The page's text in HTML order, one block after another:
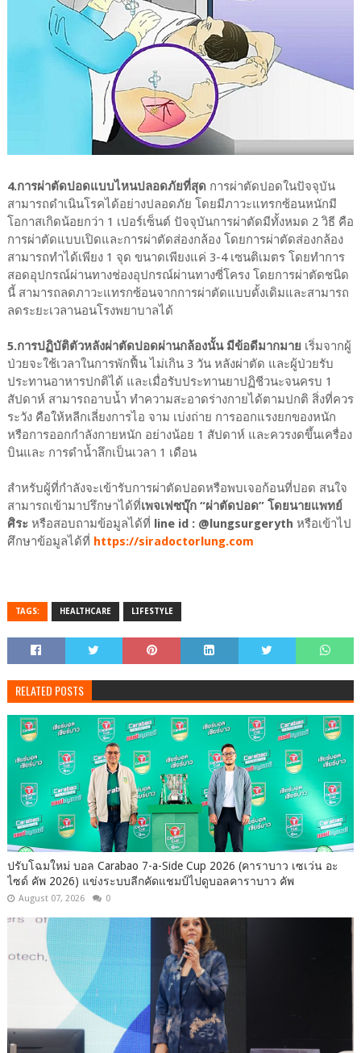
4.การผ่าตัดปอดแบบไหนปลอดภัยที่สุดการผ่าตัดปอดในปัจจุบัน
สามารถดำเนินโรคได้อย่างปลอดภัย โดยมีภาวะแทรกซ้อนหนักมี
โอกาสเกิดน้อยกว่า 1 เปอร์เซ็นต์ ปัจจุบันการผ่าตัดมีทั้งหมด 2 วิธี คือ
การผ่าตัดแบบเปิดและการผ่าตัดส่องกล้อง โดยการผ่าตัดส่องกล้อง
สามารถทำได้เพียง 1 จุด ขนาดเพียงแค่ 3-4 เซนติเมตร โดยทำการ
สอดอุปกรณ์ผ่านทางช่องอุปกรณ์ผ่านทางซี่โครง โดยการผ่าตัดชนิด
นี้ สามารถลดภาวะแทรกซ้อนจากการผ่าตัดแบบดั้งเดิมและสามารถ
ลดระยะเวลานอนโรงพยาบาลได้
5.การปฏิบัติตัวหลังผ่าตัดปอดผ่านกล้องนั้น มีข้อดีมากมาย เริ่มจากผู้
ป่วยจะใช้เวลาในการพักฟื้น ไม่เกิน 3 วัน หลังผ่าตัด และผู้ป่วยรับ
ประทานอาหารปกติได้ และเมื่อรับประทานยาปฏิชีวนะจนครบ 1
สัปดาห์ สามารถอาบน้ำ ทำความสะอาดร่างกายได้ตามปกติ สิ่งที่ควร
ระวัง คือให้หลีกเลี่ยงการไอ จาม เบ่งถ่าย การออกแรงยกของหนัก
หรือการออกกำลังกายหนัก อย่างน้อย 1 สัปดาห์ และควรงดขึ้นเครื่อง
บินและ การดำน้ำลึกเป็นเวลา 1 เดือน
สำหรับผู้ที่กำลังจะเข้ารับการผ่าตัดปอดหรือพบเจอก้อนที่ปอด สนใจ
สามารถเข้ามาปรึกษาได้ที่เพจเฟซบุ๊ก “ผ่าตัดปอด” โดยนายแพทย์
ศิระหรือสอบถามข้อมูลได้ที่ line id : @lungsurgeryth หรือเข้าไป
ศึกษาข้อมูลได้ที่ https://siradoctorlung.com
TAGS: HEALTHCARE LIFESTYLE
RELATED POSTS
ปรับโฉมใหม่ บอล Carabao 7-a-Side Cup 2026 (คาราบาว เซเว่น อะ
ไซด์ คัพ 2026) แข่งระบบลีกคัดแชมป์ไปดูบอลคาราบาว คัพ
August 07, 2026 0